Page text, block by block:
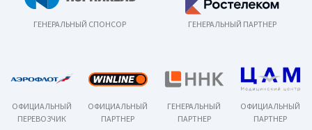
ГЕНЕРАЛЬНЫЙ СПОНСОР ГЕНЕРАЛЬНЫЙ ПАРТНЕР
ОФИЦИАЛЬНЫЙ
ПЕРЕВОЗЧИК
ОФИЦИАЛЬНЫЙ
ПАРТНЕР
ГЕНЕРАЛЬНЫЙ
ПАРТНЕР
ОФИЦИАЛЬНЫЙ
ПАРТНЕР